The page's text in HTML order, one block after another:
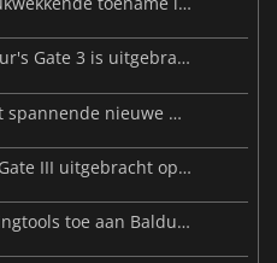
De enorme patch 8 van Baldur's Gate 3 is uitgebracht
Baldur's Gate III introduceert spannende nieuwe update in Patch 8
Nieuwe patch voor Baldur's Gate III uitgebracht op PS5 en Xbox Series X|S
Patch 7 voegt officiële moddingtools toe aan Baldur's Gate III